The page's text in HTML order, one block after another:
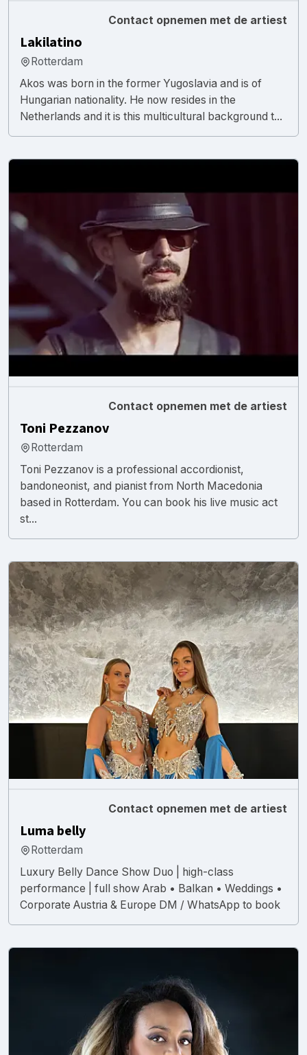
Contact opnemen met de artiest
Lakilatino
Rotterdam
Akos was born in the former Yugoslavia and is of
Hungarian nationality. He now resides in the
Netherlands and it is this multicultural background t...
Contact opnemen met de artiest
Toni Pezzanov
Rotterdam
Toni Pezzanov is a professional accordionist,
bandoneonist, and pianist from North Macedonia
based in Rotterdam. You can book his live music act
st...
Contact opnemen met de artiest
Luma belly
Rotterdam
Luxury Belly Dance Show Duo | high-class
performance | full show Arab • Balkan • Weddings •
Corporate Austria & Europe DM / WhatsApp to book